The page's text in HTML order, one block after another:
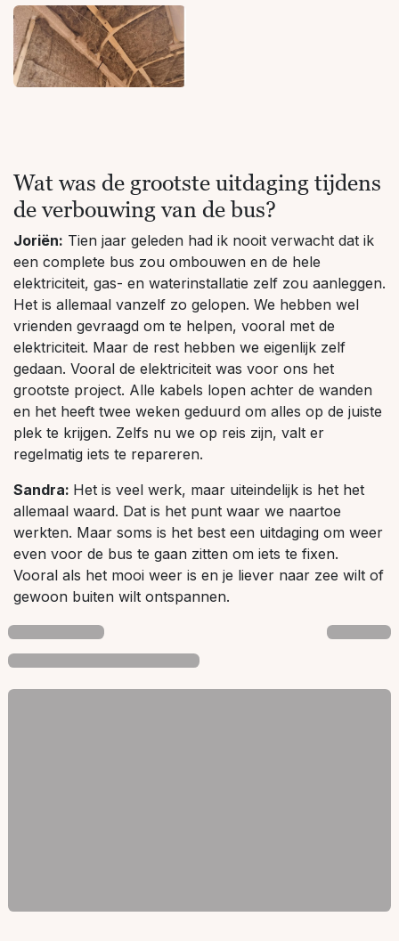
Wat was de grootste uitdaging tijdens
de verbouwing van de bus?
Joriën: Tien jaar geleden had ik nooit verwacht dat ik
een complete bus zou ombouwen en de hele
elektriciteit, gas- en waterinstallatie zelf zou aanleggen.
Het is allemaal vanzelf zo gelopen. We hebben wel
vrienden gevraagd om te helpen, vooral met de
elektriciteit. Maar de rest hebben we eigenlijk zelf
gedaan. Vooral de elektriciteit was voor ons het
grootste project. Alle kabels lopen achter de wanden
en het heeft twee weken geduurd om alles op de juiste
plek te krijgen. Zelfs nu we op reis zijn, valt er
regelmatig iets te repareren.
Sandra: Het is veel werk, maar uiteindelijk is het het
allemaal waard. Dat is het punt waar we naartoe
werkten. Maar soms is het best een uitdaging om weer
even voor de bus te gaan zitten om iets te fixen.
Vooral als het mooi weer is en je liever naar zee wilt of
gewoon buiten wilt ontspannen.